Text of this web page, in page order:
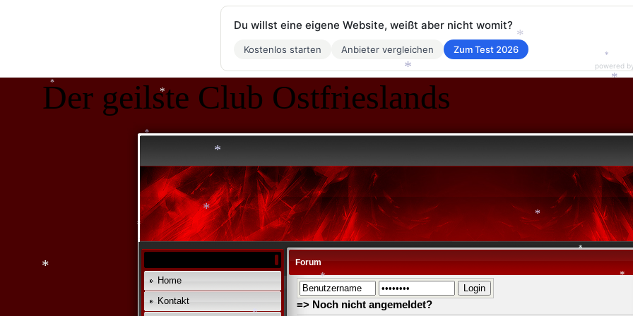
Der geilste Club Ostfrieslands
Home
Kontakt
Forum
=> Noch nicht angemeldet?
Du willst eine eigene Website, weißt aber nicht womit?
Kostenlos starten Anbieter vergleichen Zum Test 2026
powered
*
*
*
*
*